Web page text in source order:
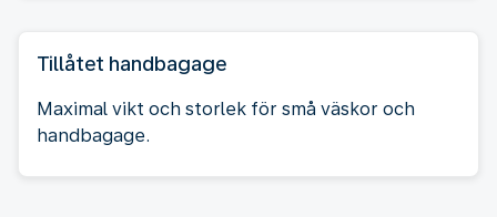
Tillåtet handbagage
Maximal vikt och storlek för små väskor och
handbagage.